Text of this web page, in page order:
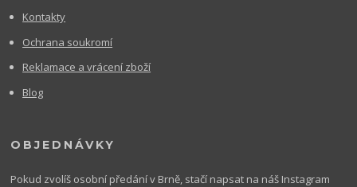
Kontakty
Ochrana soukromí
Reklamace a vrácení zboží
Blog
OBJEDNÁVKY
Pokud zvolíš osobní předání v Brně, stačí napsat na náš Instagram